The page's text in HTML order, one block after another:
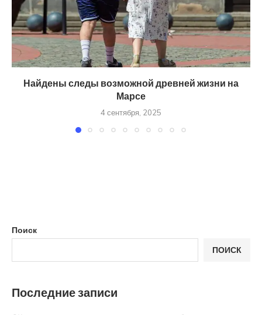
Найдены следы возможной древней жизни на
Марсе
4 сентября, 2025
Поиск
ПОИСК
Последние записи